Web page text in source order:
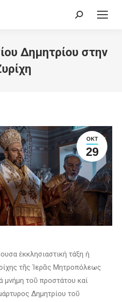
Search:
Δημητρίου στην
ΟΚΤ
29
ἐκκλησιαστική τάξη ἡ
τῆς Ἱερᾶς Μητροπόλεως
μνήμη τοῦ προστάτου καί
Δημητρίου τοῦ